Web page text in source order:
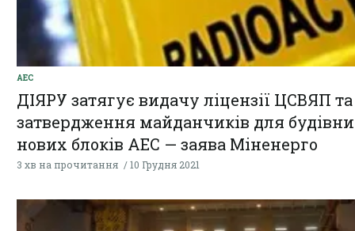
АЕС
ДІЯРУ затягує видачу ліцензії ЦСВЯП та
затвердження майданчиків для
нових блоків АЕС — заява Міненерго
3 хв на прочитання 10 Грудня 2021